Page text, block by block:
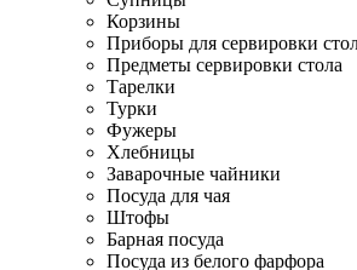
Корзины
Приборы для сервировки
Предметы сервировки стола
Тарелки
Турки
Фужеры
Хлебницы
Заварочные чайники
Посуда для чая
Штофы
Барная посуда
Посуда из белого фарфора